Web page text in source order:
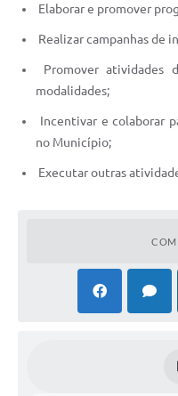
Elaborar e promover
Realizar campanhas de
Promover atividades
modalidades;
Incentivar e colaborar
no Município;
Executar outras